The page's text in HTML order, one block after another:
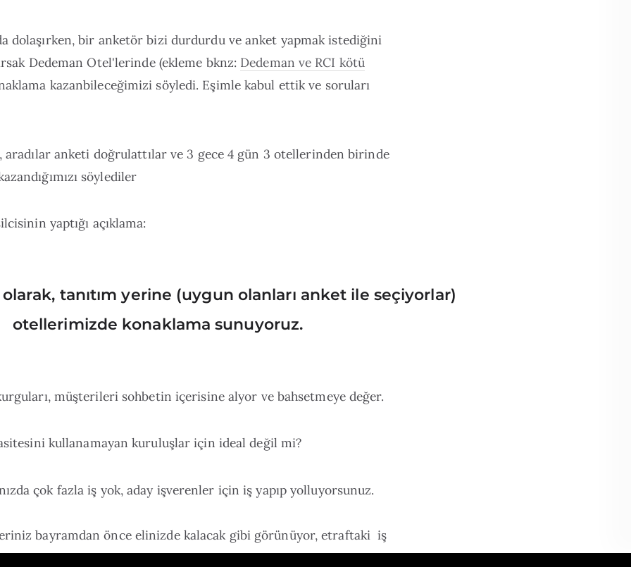
dolaşırken, bir anketör bizi durdurdu ve anket yapmak istediğini
Dedeman Otel'lerinde (ekleme bknz: Dedeman ve RCI kötü
kazanbileceğimizi söyledi. Eşimle kabul ettik ve soruları
aradılar anketi doğrulattılar ve 3 gece 4 gün 3 otellerinden birinde
söylediler
yaptığı açıklama:
tanıtım yerine (uygun olanları anket ile seçiyorlar)
otellerimizde konaklama sunuyoruz.
müşterileri sohbetin içerisine alyor ve bahsetmeye değer.
kullanamayan kuruluşlar için ideal değil mi?
çok fazla iş yok, aday işverenler için iş yapıp yolluyorsunuz.
bayramdan önce elinizde kalacak gibi görünüyor, etraftaki iş